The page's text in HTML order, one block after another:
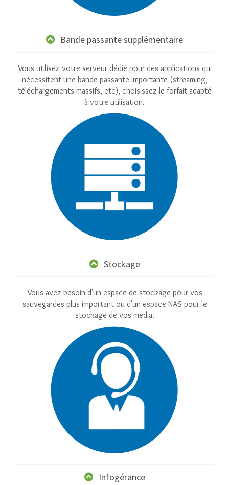
Bande passante supplémentaire
Vous utilisez votre serveur dédié pour des applications qui
nécessitent une bande passante importante (streaming,
téléchargements massifs, etc), choisissez le forfait adapté
à votre utilisation.
Stockage
Vous avez besoin d'un espace de stockage pour vos
sauvegardes plus important ou d'un espace NAS pour le
stockage de vos media.
Infogérance